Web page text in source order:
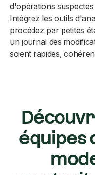
d'opérations
Intégrez les outils
procédez par petites
un journal des
soient rapides,
équipes